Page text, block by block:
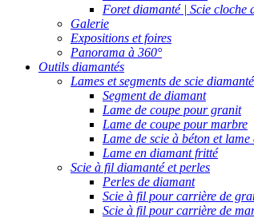
Foret diamanté | Scie cloche
Galerie
Expositions et foires
Panorama à 360°
Outils diamantés
Lames et segments de scie
Segment de diamant
Lame de coupe pour granit
Lame de coupe pour marbre
Lame de scie à béton et
Lame en diamant fritté
Scie à fil diamanté et perles
Perles de diamant
Scie à fil pour carrière de
Scie à fil pour carrière de